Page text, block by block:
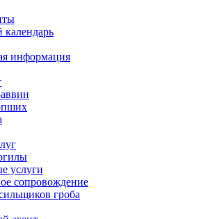
календарь
информация
услуги
сопровождение
гроба